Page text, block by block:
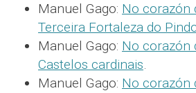
Manuel Gago: No corazón
Terceira Fortaleza do
Manuel Gago: No corazón
Castelos cardinais.
Manuel Gago: No corazón